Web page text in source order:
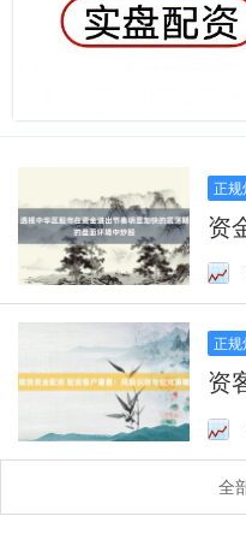
正
资
荡
正规
资
对
全